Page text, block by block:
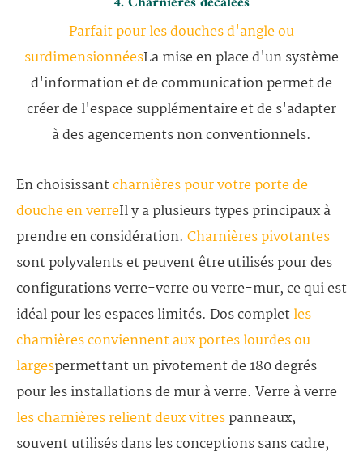
Parfait pour les douches d'angle ou
surdimensionnéesLa mise en place d'un système
d'information et de communication permet de
créer de l'espace supplémentaire et de s'adapter
à des agencements non conventionnels.
En choisissantcharnières pour votre porte de
douche en verreIl y a plusieurs types principaux à
prendre en considération. Charnières pivotantes
sont polyvalents et peuvent être utilisés pour des
configurations verre-verre ou verre-mur, ce qui est
idéal pour les espaces limités. Dos completles
charnières conviennent aux portes lourdes ou
largespermettant un pivotement de 180 degrés
pour les installations de mur à verre. Verre à verre
les charnières relient deux vitrespanneaux,
souvent utilisés dans les conceptions sans cadre,